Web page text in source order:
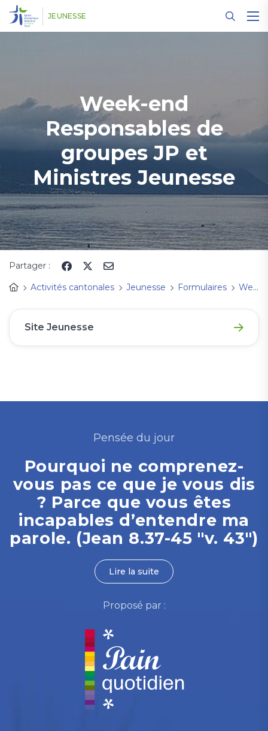
JEUNESSE
Week-end
Responsables de
groupes JP et
Ministres Jeunesse
Partager :
Activités cantonales
Jeunesse Formulaires Week-end Responsables de groupes JP et Ministres Jeunesse
Site Jeunesse
Pensée du jour
Pourquoi ne comprenez-
vous pas ce que je vous dis
? Parce que vous êtes
incapables d’entendre ma
parole. (Jean 8.37-45 "v. 43")
Lire la suite
Proposé par :
Panneau de gestion des cookies